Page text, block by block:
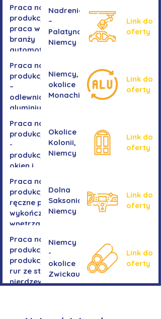
Praca na
produkcji -
praca w
branży
automotive
Nadrenia
–
Palatynat,
Niemcy
Link do
oferty
Praca na
produkcji
–
odlewnia
aluminium
Niemcy,
okolice
Monachium
Link do
oferty
Praca na
produkcji
-
produkcja
okien i
Okolice
Kolonii,
Niemcy
Link do
oferty
Praca na
produkcji -
ręczne prace
wykończeniowe
wnętrza aut
Dolna
Saksonia,
Niemcy
Link do
oferty
Praca na
produkcji-
produkcja
rur ze stali
nierdzewnej
Niemcy
-
okolice
Zwickau
Link do
oferty